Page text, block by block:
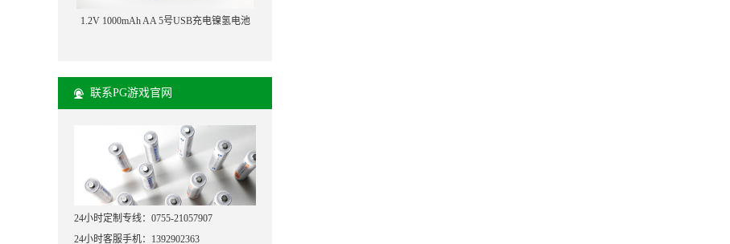
1.2V 1000mAh AA 5号USB充电镍氢电池
联系PG游戏官网
24小时定制专线：0755-21057907
24小时客服手机：1392902363